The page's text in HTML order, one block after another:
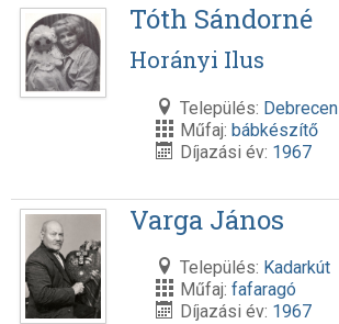
Tóth Sándorné
Horányi Ilus
Település: Debrecen
Műfaj: bábkészítő
Díjazási év: 1967
Varga János
Település: Kadarkút
Műfaj: fafaragó
Díjazási év: 1967